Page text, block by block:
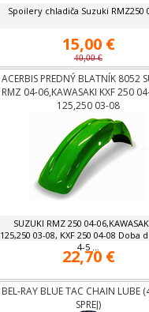
Spoilery chladiča Suzuki RMZ250
15,00 €
40,00 €
ACERBIS PREDNÝ BLATNÍK 8052
RMZ 04-06,KAWASAKI KXF 250
125,250 03-08
SUZUKI RMZ 250 04-
125,250 03-08, KXF 250 04-08 Doba
4-5 ...
22,70 €
BEL-RAY BLUE TAC CHAIN LUBE
SPREJ)